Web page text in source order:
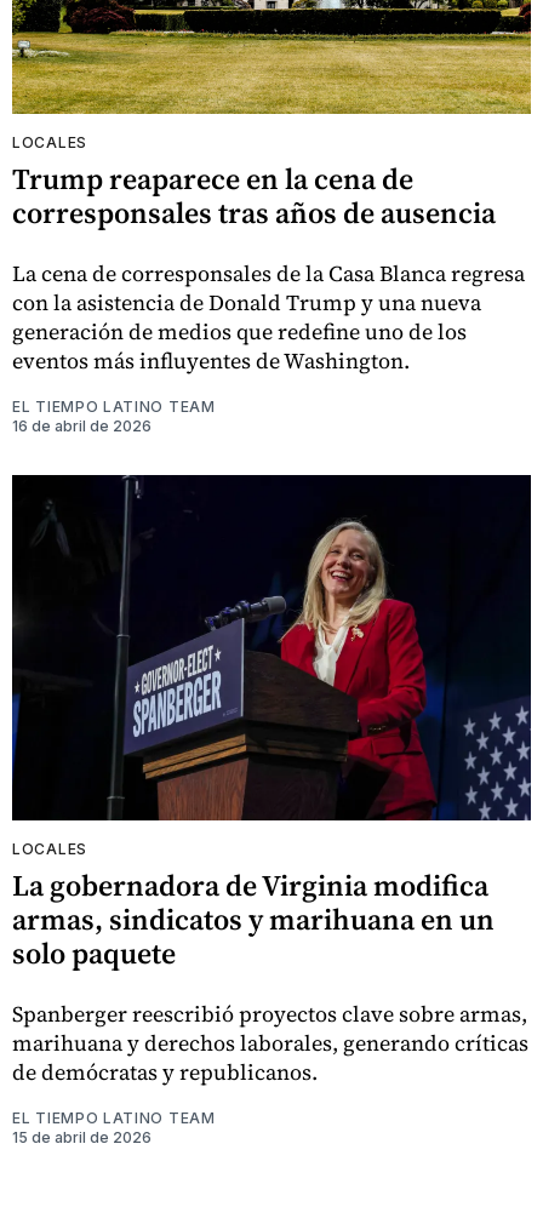
LOCALES
Trump reaparece en la cena de
corresponsales tras años de ausencia
La cena de corresponsales de la Casa Blanca regresa
con la asistencia de Donald Trump y una nueva
generación de medios que redefine uno de los
eventos más influyentes de Washington.
EL TIEMPO LATINO TEAM
16 de abril de 2026
LOCALES
La gobernadora de Virginia modifica
armas, sindicatos y marihuana en un
solo paquete
Spanberger reescribió proyectos clave sobre armas,
marihuana y derechos laborales, generando críticas
de demócratas y republicanos.
EL TIEMPO LATINO TEAM
15 de abril de 2026